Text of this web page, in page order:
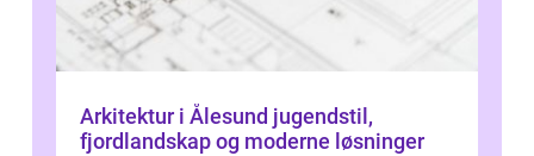
Arkitektur i Ålesund jugendstil,
fjordlandskap og moderne løsninger